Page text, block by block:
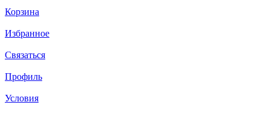
Корзина
Избранное
Связаться
Профиль
Условия